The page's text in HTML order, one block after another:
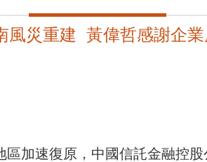
風災重建 黃偉哲感謝企
加速復原，中國信託金融控